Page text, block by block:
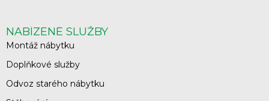
NABÍZENÉ SLUŽBY
Montáž nábytku
Doplňkové služby
Odvoz starého nábytku